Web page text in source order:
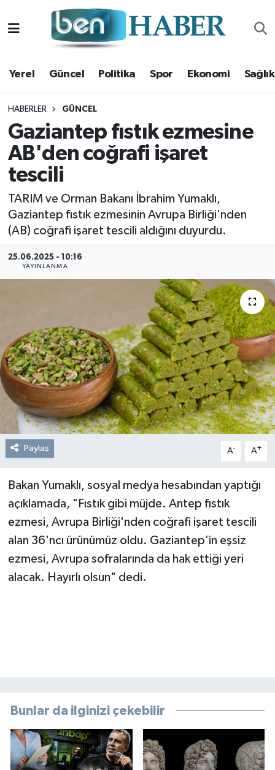
Yerel Güncel Politika Spor Ekonomi Sağlık
HABERLER GÜNCEL
Gaziantep fıstık ezmesine
AB'den coğrafi işaret
tescili
TARIM ve Orman Bakanı İbrahim Yumaklı,
Gaziantep fıstık ezmesinin Avrupa Birliği'nden
(AB) coğrafi işaret tescili aldığını duyurdu.
25.06.2025 - 10:16
YAYINLANMA
Paylaş A- A+
Bakan Yumaklı, sosyal medya hesabından yaptığı
açıklamada, "Fıstık gibi müjde. Antep fıstık
ezmesi, Avrupa Birliği'nden coğrafi işaret tescili
alan 36'ncı ürünümüz oldu. Gaziantep’in eşsiz
ezmesi, Avrupa sofralarında da hak ettiği yeri
alacak. Hayırlı olsun" dedi.
Bunlar da ilginizi çekebilir
Yerel
Güncel
Politika
Spor
Ekonomi
Sağlık
Magazin
Kültür Sanat
Röportajlar
Hava Durumu
Trafik Durumu
Süper Lig Puan Durumu ve Fikstür
Tüm Manşetler
Son Dakika Haberleri
Haber Arşivi